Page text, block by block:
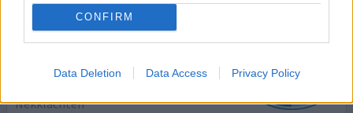
CONFIRM
Data Deletion Data Access Privacy Policy
15-01-2018 | Man | 63
Nekklachten